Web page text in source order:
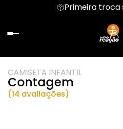
Primeira troca
CAMISETA INFANTIL
Contagem
(14 avaliações)